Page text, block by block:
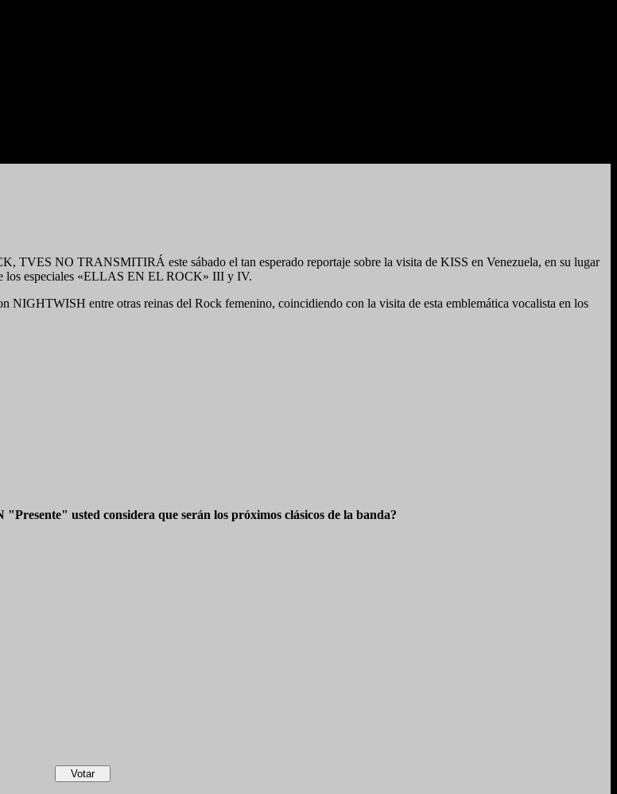
TVES NO TRANSMITIRÁ este sábado el tan esperado reportaje sobre la visita de KISS en Venezuela, en su lugar
los especiales «ELLAS EN EL ROCK» III y IV.
NIGHTWISH entre otras reinas del Rock femenino, coincidiendo con la visita de esta emblemática vocalista en los
usted considera que serán los próximos clásicos de la banda?